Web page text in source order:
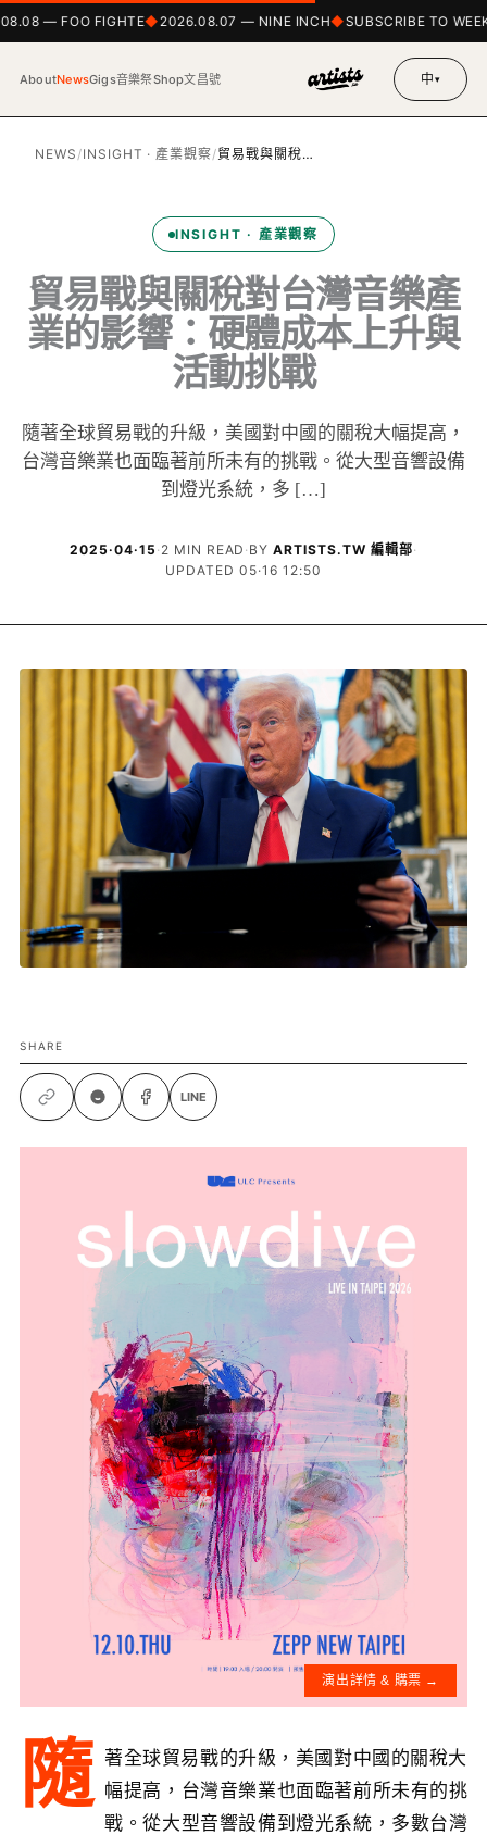
— FOO FIGHTE 2026.08.07 — NINE INCH SUBSCRIBE TO
AboutNewsGigs音樂祭Shop文昌號 中▾
NEWS /INSIGHT · 產業觀察/貿易戰與關稅…
INSIGHT · 產業觀察
貿易戰與關稅對台灣音樂產
業的影響：硬體成本上升與
活動挑戰
隨著全球貿易戰的升級，美國對中國的關稅大幅提高，
台灣音樂業也面臨著前所未有的挑戰。從大型音響設備
到燈光系統，多 […]
2025·04·15 · 2 MIN READ · BYARTISTS.TW 編輯部·
UPDATED 05·16 12:50
SHARE
LINE
演出詳情 & 購票 →
隨 著全球貿易戰的升級，美國對中國的關稅大
幅提高，台灣音樂業也面臨著前所未有的挑
戰。從大型音響設備到燈光系統，多數台灣